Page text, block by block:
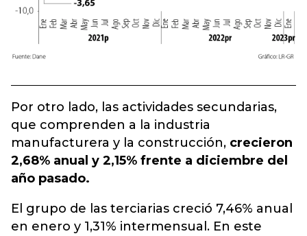
Por otro lado, las actividades secundarias,
que comprenden a la industria
manufacturera y la construcción, crecieron
2,68% anual y 2,15% frente a diciembre del
año pasado.
El grupo de las terciarias creció 7,46% anual
en enero y 1,31% intermensual. En este